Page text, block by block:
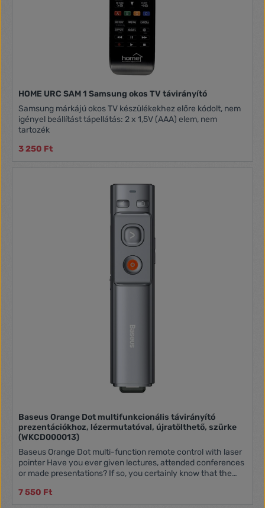
HOME URC SAM 1 Samsung okos TV távirányító
Samsung márkájú okos TV készülékekhez előre kódolt, nem
igényel beállítást tápellátás: 2 x 1,5V (AAA) elem, nem
tartozék
3 250 Ft
Baseus Orange Dot multifunkcionális távirányító
prezentációkhoz, lézermutatóval, újratölthető, szürke
(WKCD000013)
Baseus Orange Dot multi-function remote control with laser
pointer Have you ever given lectures, attended conferences
or made presentations? If so, you certainly know that the
much easier. Multifunction Baseus device is compatible with
most laptops thanks to double USB/USB-C interface. You do
7 550 Ft